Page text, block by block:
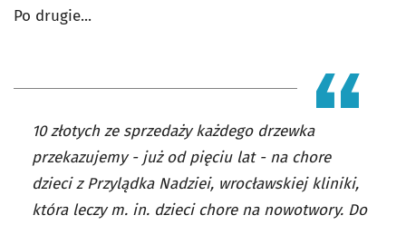
Po drugie...
10 złotych ze sprzedaży każdego drzewka
przekazujemy - już od pięciu lat - na chore
dzieci z Przylądka Nadziei, wrocławskiej kliniki,
która leczy m. in. dzieci chore na nowotwory. Do